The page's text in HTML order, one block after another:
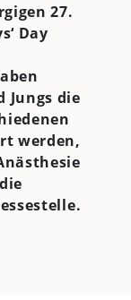
27.
Day
Jungs die
werden,